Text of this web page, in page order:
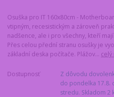
Osuška pro IT 160x80cm -
vtipným, recesistickým a zároveň
nadšence, ale i pro všechny, kteří
Přes celou přední stranu osušky je
základní deska počítače. Plážov...
Dostupnosť
Z dôvodu
do pondelka 17.8.
stredu. Skladom 2